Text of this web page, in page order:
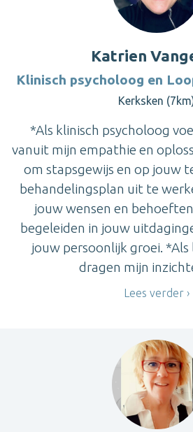
Katrien
Klinisch psycholoog en
Kerksken
*Als klinisch psycholoog
vanuit mijn empathie en
om stapsgewijs en op jouw
behandelingsplan uit te
jouw wensen en
begeleiden in jouw
jouw persoonlijk groei.
dragen mijn
Lees verder